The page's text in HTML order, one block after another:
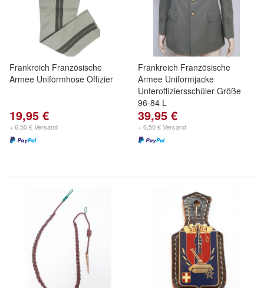
Frankreich Französische
Armee Uniformhose Offizier
19,95 €
+ 6,50 € Versand
Frankreich Französische
Armee Uniformjacke
Unteroffiziersschüler Größe
96-84 L
39,95 €
+ 6,50 € Versand